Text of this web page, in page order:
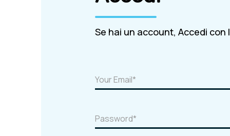
Se hai un account, Accedi con